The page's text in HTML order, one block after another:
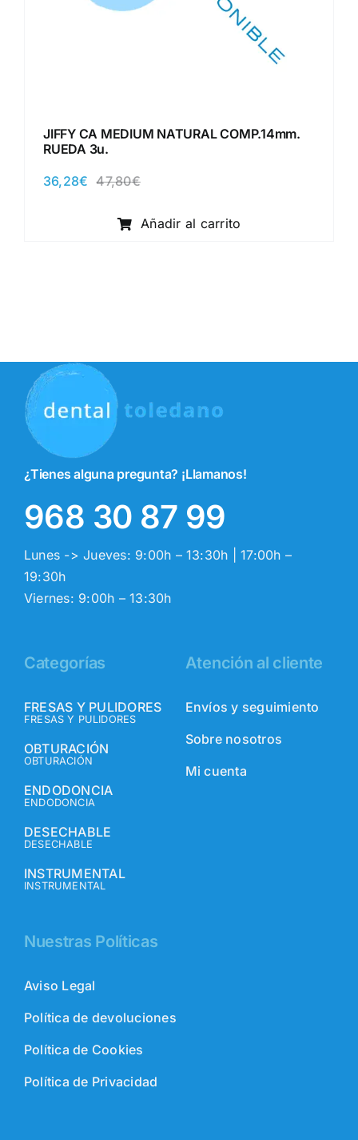
JIFFY CA MEDIUM NATURAL COMP.14mm.
RUEDA 3u.
47,80€El
original
era:
36,28€
El
actual
es:
Añadir al carrito
¿Tienes alguna pregunta? ¡Llamanos!
968 30 87 99
Lunes -> Jueves: 9:00h – 13:30h | 17:00h –
19:30h
Viernes: 9:00h – 13:30h
Categorías
FRESAS Y PULIDORES
FRESAS Y PULIDORES
OBTURACIÓN
OBTURACIÓN
ENDODONCIA
ENDODONCIA
DESECHABLE
DESECHABLE
INSTRUMENTAL
INSTRUMENTAL
Atención al cliente
Envíos y seguimiento
Sobre nosotros
Mi cuenta
Nuestras Políticas
Aviso Legal
Política de devoluciones
Política de Cookies
Política de Privacidad